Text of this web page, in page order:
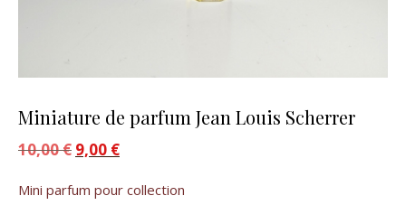
Miniature de parfum Jean Louis Scherrer
10,00€ Le prix initial était : 10,00 €.
9,00 €Le prix actuel est : 9,00 €.
Mini parfum pour collection